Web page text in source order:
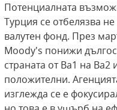
Потенциалната
Турция се отбелязва
валутен фонд. През
Moody's понижи
страната от Ba1 на Ba2
положителни.
изглежда се е